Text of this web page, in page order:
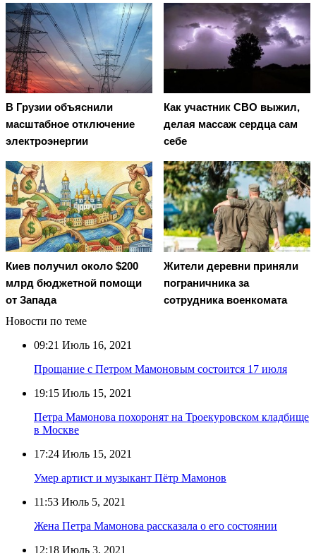
В Грузии объяснили
масштабное отключение
электроэнергии
Как участник СВО выжил,
делая массаж сердца сам
себе
Киев получил около $200
млрд бюджетной помощи
от Запада
Жители деревни приняли
пограничника за
сотрудника военкомата
Новости по теме
09:21 Июль 16, 2021
Прощание с Петром Мамоновым состоится 17 июля
19:15 Июль 15, 2021
Петра Мамонова похоронят на Троекуровском кладбище
в Москве
17:24 Июль 15, 2021
Умер артист и музыкант Пётр Мамонов
11:53 Июль 5, 2021
Жена Петра Мамонова рассказала о его состоянии
12:18 Июль 3, 2021